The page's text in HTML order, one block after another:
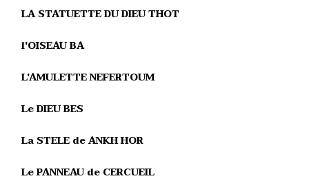
LA STATUETTE DU DIEU THOT
l'OISEAU BA
L'AMULETTE NEFERTOUM
Le DIEU BES
La STELE de ANKH HOR
Le PANNEAU de CERCUEIL